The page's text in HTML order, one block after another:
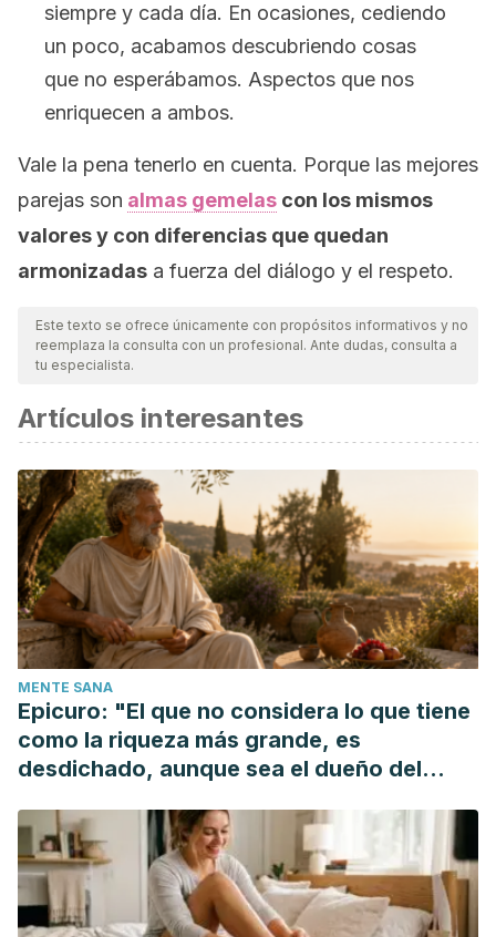
siempre y cada día. En ocasiones, cediendo
un poco, acabamos descubriendo cosas
que no esperábamos. Aspectos que nos
enriquecen a ambos.
Vale la pena tenerlo en cuenta. Porque las mejores
parejas son almas gemelas con los mismos
valores y con diferencias que quedan
armonizadas a fuerza del diálogo y el respeto.
Este texto se ofrece únicamente con propósitos informativos y no
reemplaza la consulta con un profesional. Ante dudas, consulta a
tu especialista.
Artículos interesantes
MENTE SANA
Epicuro: "El que no considera lo que tiene
como la riqueza más grande, es
desdichado, aunque sea el dueño del